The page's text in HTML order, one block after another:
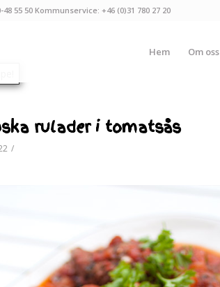
55 50 Kommunservice: +46 (0)31 780 27 20
Hem Om oss
rulader i tomatsås
/